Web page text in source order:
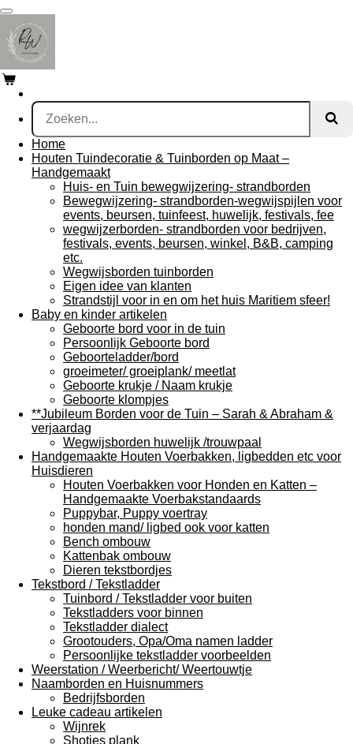
Ga
direct
naar
de
hoofdinhoud
Home
Houten Tuindecoratie & Tuinborden op Maat –
Handgemaakt
Huis- en Tuin bewegwijzering- strandborden
Bewegwijzering- strandborden-wegwijspijlen voor
events, beursen, tuinfeest, huwelijk, festivals, fee
wegwijzerborden- strandborden voor bedrijven,
festivals, events, beursen, winkel, B&B, camping
etc.
Wegwijsborden tuinborden
Eigen idee van klanten
Strandstijl voor in en om het huis Maritiem sfeer!
Baby en kinder artikelen
Geboorte bord voor in de tuin
Persoonlijk Geboorte bord
Geboorteladder/bord
groeimeter/ groeiplank/ meetlat
Geboorte krukje / Naam krukje
Geboorte klompjes
**Jubileum Borden voor de Tuin – Sarah & Abraham &
verjaardag
Wegwijsborden huwelijk /trouwpaal
Handgemaakte Houten Voerbakken, ligbedden etc voor
Huisdieren
Houten Voerbakken voor Honden en Katten –
Handgemaakte Voerbakstandaards
Puppybar, Puppy voertray
honden mand/ ligbed ook voor katten
Bench ombouw
Kattenbak ombouw
Dieren tekstbordjes
Tekstbord / Tekstladder
Tuinbord / Tekstladder voor buiten
Tekstladders voor binnen
Tekstladder dialect
Grootouders, Opa/Oma namen ladder
Persoonlijke tekstladder voorbeelden
Weerstation / Weerbericht/ Weertouwtje
Naamborden en Huisnummers
Bedrijfsborden
Leuke cadeau artikelen
Wijnrek
Shotjes plank